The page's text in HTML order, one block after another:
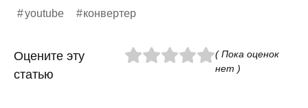
youtube конвертер
Оцените эту
статью
( Пока оценок
нет )